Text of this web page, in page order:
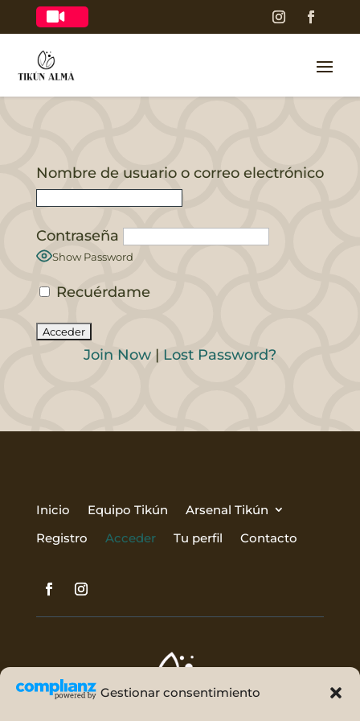
Gestionar consentimiento

Nombre de usuario o correo electrónico
Contraseña
Show Password
Recuérdame
Join Now| Lost Password?
Inicio Equipo Tikún
Arsenal Tikún
Registro
Acceder Tu perfil Contacto